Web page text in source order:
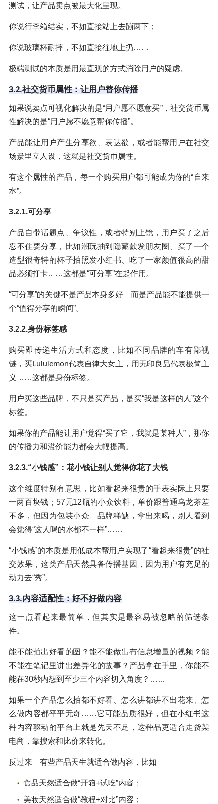
测试，让产品卖点被最大化呈现。
你说行李箱结实，不如直接站上去蹦两下；
你说玻璃杯耐摔，不如直接往地上扔……
极端测试的本质是用最直观的方式消除用户的疑虑。
3.2.社交货币属性：让用户替你传播
如果说卖点可视化解决的是“用户愿不愿意买”，社交货币属
性解决的是“用户愿不愿意帮你传播”。
产品能让用户产生分享欲、表达欲，或者能帮用户在社交
场景里立人设，这就是社交货币属性。
有这个属性的产品，每一个购买用户都可能成为你的“自来
水”。
3.2.1.可分享
产品自带话题点、争议性，或者特别上镜，用户买了之后
忍不住要分享，比如潮玩抽到隐藏款发朋友圈、买了一个
造型很奇特的杯子拍照发小红书、吃了一家颜值很高的甜
品必须打卡……这都是“可分享”在起作用。
“可分享”的关键不是产品本身多好，而是产品能不能提供一
个“值得分享的瞬间”。
3.2.2.身份标签感
购买即传递生活方式和态度，比如不同品牌的车有鄙视
链，买Lululemon代表自律大女主，用无印良品代表极简主
义……这都是身份标签。
用户买这些品牌，不只是买产品，是买“我是这样的人”这个
标签。
如果你的产品能让用户觉得“买了它，我就是某种人”，那你
的传播力和溢价能力都会大幅提高。
3.2.3.“小钱感”：花小钱让别人觉得你花了大钱
这个维度特别有意思，比如看起来很贵的手表实际上只要
一两百块钱；57元12瓶的小众饮料，单价跟普通乌龙茶差
不多，但因为包装小众、品牌稀缺，拿出来喝，别人看到
会觉得“这人喝的水都不一样”……
“小钱感”的本质是用低成本帮用户实现了“看起来很贵”的社
交效果，这类产品天然具备传播基因，因为用户有充足的
动力去“秀”。
3.3.内容适配性：好不好做内容
这一点看起来最简单，但其实是最容易被忽略的筛选条
件。
能不能拍出好看的图？能不能做出有信息增量的视频？能
不能在笔记里讲出差异化的故事？产品拿在手里，你能不
能在30秒内想到至少三个内容切入角度？……
如果一个产品怎么拍都不好看、怎么讲都讲不出花来、怎
么做内容都平平无奇……它可能品质很好，但在小红书这
种内容驱动的平台上就是先天不足，这种品更适合走货架
电商，靠搜索和比价来转化。
反过来，有些产品天生就适合做内容，比如
食品天然适合做“开箱+试吃”内容；
美妆天然适合做“教程+对比”内容；